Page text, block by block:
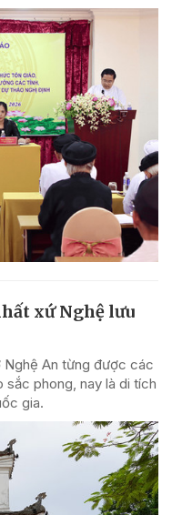
xứ Nghệ lưu
An từng được các
sắc phong, nay là di tích
gia.